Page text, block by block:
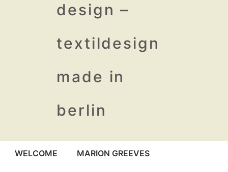
design –
textildesign
made in
berlin
Hauptnavigation
WELCOME MARION GREEVES